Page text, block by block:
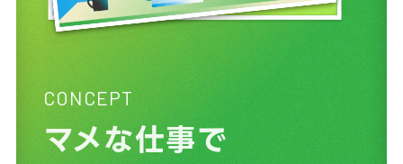
CONCEPT
マメな仕事で